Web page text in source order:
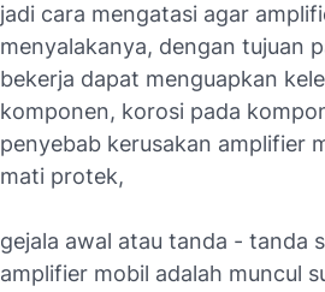
jadi cara mengatasi agar
menyalakanya, dengan tujuan
bekerja dapat menguapkan
komponen, korosi pada
penyebab kerusakan amplifier
mati protek,
gejala awal atau tanda - tanda
amplifier mobil adalah muncul